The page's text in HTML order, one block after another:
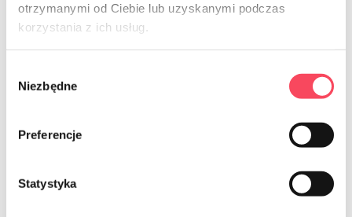
otrzymanymi od Ciebie lub uzyskanymi podczas
korzystania z ich usług.
zgody
Niezbędne
Preferencje
Statystyka
7,99 złbrutto
7,49 złbrutto